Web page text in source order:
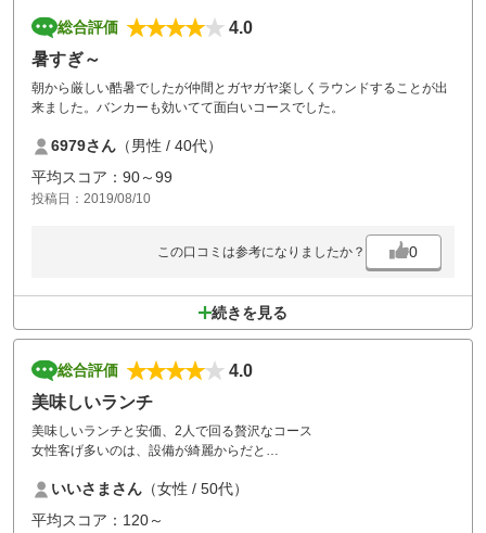
総合評価
4.0
暑すぎ～
朝から厳しい酷暑でしたが仲間とガヤガヤ楽しくラウンドすることが出
来ました。バンカーも効いてて面白いコースでした。
6979さん （男性 / 40代）
平均スコア：90～99
投稿日：2019/08/10
この口コミは参考になりましたか？ 0
続きを見る
総合評価
4.0
美味しいランチ
美味しいランチと安価、2人で回る贅沢なコース
女性客げ多いのは、設備が綺麗からだと
いいさまさん （女性 / 50代）
平均スコア：120～